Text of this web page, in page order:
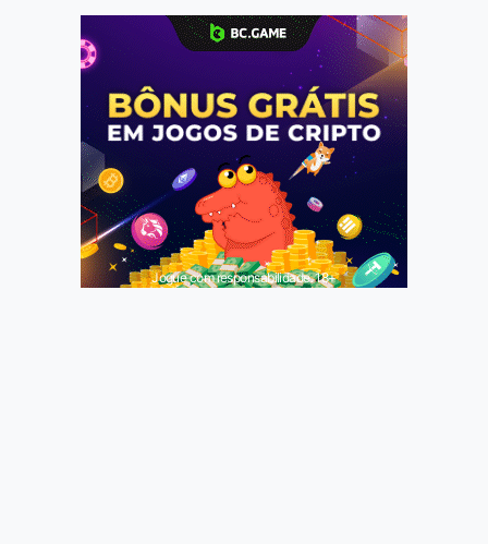
Jogue com responsabilidade. 18+